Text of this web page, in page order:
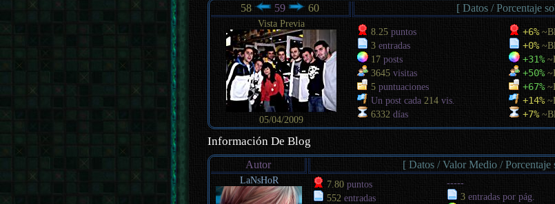
58
59 60 [ Datos / Porcentaje
Vista Previa
05/04/2009
8.25puntos
3entradas
17posts
3645visitas
5puntuaciones
Un post cada 214vis.
6332 días
+6%
+0%
+31%
+50%
+67%
+14%
+7%
Información De Blog
Autor
[ Datos / Valor Medio / Porcentaje
LaNsHoR 7.80puntos
552 entradas
-----
3entradas por pág.